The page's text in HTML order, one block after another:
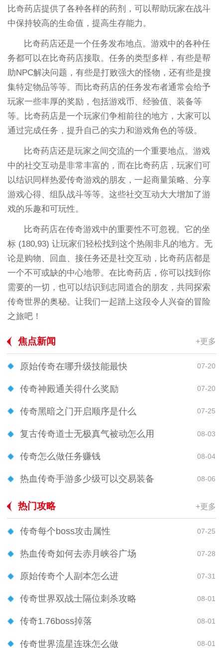
比奇药店提供了各种各样的药剂，可以帮助玩家在战斗
中保持较高的生命值，提高生存能力。
比奇药店还是一个任务发布地点。游戏中的各种任
务都可以在比奇药店接取。任务的类型多样，有些是帮
助NPC解决问题，有些是打败强大的怪物，还有些是搜
集特定物品等等。而比奇药店的任务发布者通常会给予
玩家一些丰厚的奖励，包括游戏币、经验值、装备等
等。比奇药店是一个玩家们争相前往的地方，大家可以
通过完成任务，提升自己的实力和游戏角色的等级。
比奇药店还是玩家之间交流的一个重要地点。游戏
中的社交互动是非常丰富的，而在比奇药店，玩家们可
以结识同样热爱传奇游戏的朋友，一起商量策略、分享
游戏心得、组队战斗等等。这些社交互动大大增加了游
戏的乐趣和可玩性。
比奇药店在传奇游戏中的重要性不可忽视。它的坐
标 (180,93) 让玩家们轻松找到这个热闹非凡的地方。无
论是购物、回血、接任务还是社交互动，比奇药店都是
一个不可或缺的中心地带。在比奇药店，你可以找到你
需要的一切，也可以结识到志同道合的朋友，共同探索
传奇世界的奥秘。让我们一起踏上这段令人兴奋的冒险
之旅吧！
焦点新闻 +更多
原始传奇在哪升级技能最快 07-20
传奇神殿通关得什么奖励 07-20
传奇黑暗之门开启顺序是什么 07-25
复古传奇道士无极真气被动怎么用 08-03
传奇怎么做任务赚钱 08-04
热血传奇手游多少级可以交易装备 08-06
热门攻略 +更多
传奇每个boss攻击属性 07-25
热血传奇如何去赤月峡谷广场 07-28
原始传奇个人副本怎么进 07-31
传奇世界双战士隔位刺杀攻略 08-01
传奇1.76boss掉落 08-01
传奇世界流星连珠怎么做 08-01